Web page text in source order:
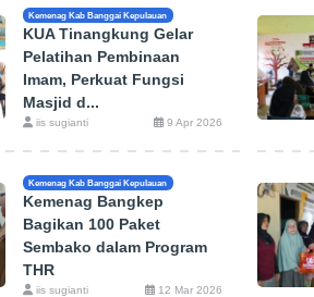
Kemenag Kab Banggai Kepulauan
KUA Tinangkung Gelar
Pelatihan Pembinaan
Imam, Perkuat Fungsi
Masjid d...
iis sugianti 9 Apr 2026
Kemenag Kab Banggai Kepulauan
Kemenag Bangkep
Bagikan 100 Paket
Sembako dalam Program
THR
iis sugianti 12 Mar 2026